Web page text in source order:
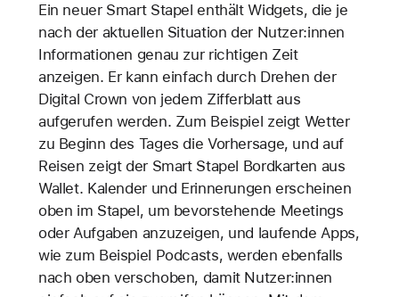
Ein neuer Smart Stapel enthält Widgets, die je
nach der aktuellen Situation der Nutzer:innen
Informationen genau zur richtigen Zeit
anzeigen. Er kann einfach durch Drehen der
Digital Crown von jedem Zifferblatt aus
aufgerufen werden. Zum Beispiel zeigt Wetter
zu Beginn des Tages die Vorhersage, und auf
Reisen zeigt der Smart Stapel Bordkarten aus
Wallet. Kalender und Erinnerungen erscheinen
oben im Stapel, um bevorstehende Meetings
oder Aufgaben anzuzeigen, und laufende Apps,
wie zum Beispiel Podcasts, werden ebenfalls
nach oben verschoben, damit Nutzer:innen